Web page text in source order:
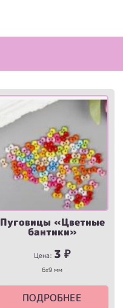
Пуговицы «Цветные
бантики»
Цена: 3 ₽
6х9 мм
ПОДРОБНЕЕ